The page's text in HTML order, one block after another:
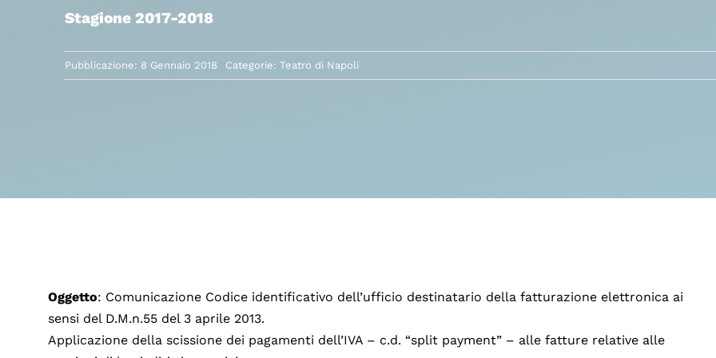
Stagione 2017-2018
Pubblicazione: 8 Gennaio 2018 Categorie: Teatro di Napoli
Oggetto: Comunicazione Codice identificativo dell’ufficio destinatario della fatturazione elettronica ai
sensi del D.M.n.55 del 3 aprile 2013.
Applicazione della scissione dei pagamenti dell’IVA – c.d. “split payment” – alle fatture relative alle